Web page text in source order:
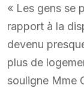
« Les gens se
rapport à la
devenu
plus de
souligne Mme